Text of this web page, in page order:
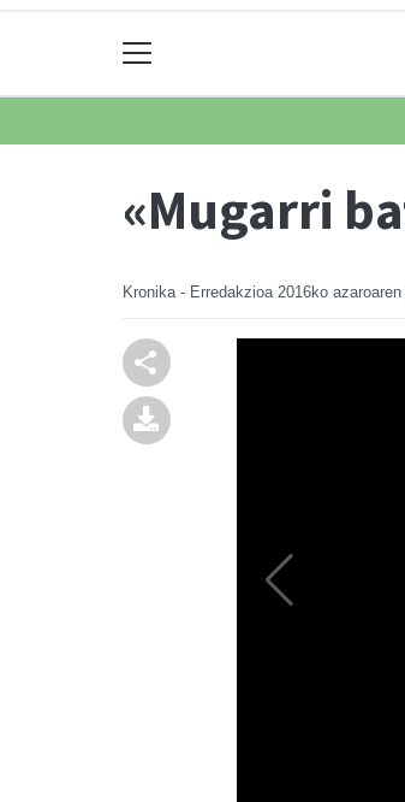
«Mugarri
Kronika - Erredakzioa 2016ko azaroaren